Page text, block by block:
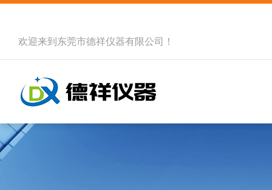
欢迎来到 东莞市德祥仪器有限公司 ！